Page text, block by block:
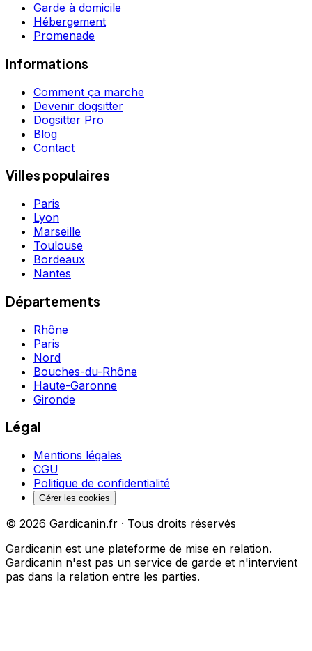
Garde à domicile
Hébergement
Promenade
Informations
Comment ça marche
Devenir dogsitter
Dogsitter Pro
Blog
Contact
Villes populaires
Paris
Lyon
Marseille
Toulouse
Bordeaux
Nantes
Départements
Rhône
Paris
Nord
Bouches-du-Rhône
Haute-Garonne
Gironde
Légal
Mentions légales
CGU
Politique de confidentialité
Gérer les cookies
© 2026 Gardicanin.fr · Tous droits réservés
Gardicanin est une plateforme de mise en relation.
Gardicanin n'est pas un service de garde et n'intervient
pas dans la relation entre les parties.